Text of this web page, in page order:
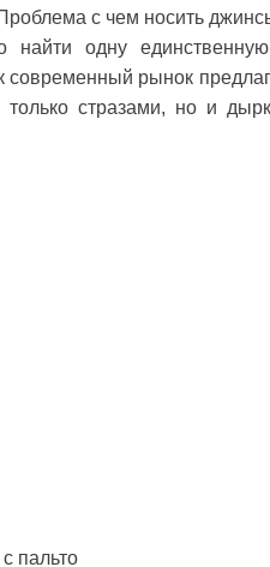
с чем носить
одну
современный рынок
стразами, но и
пальто